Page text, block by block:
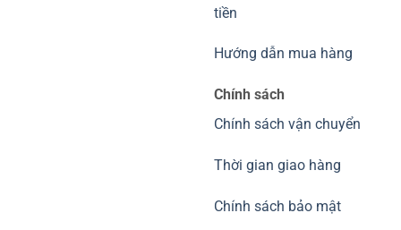
tiền
Hướng dẫn mua hàng
Chính sách
Chính sách vận chuyển
Thời gian giao hàng
Chính sách bảo mật